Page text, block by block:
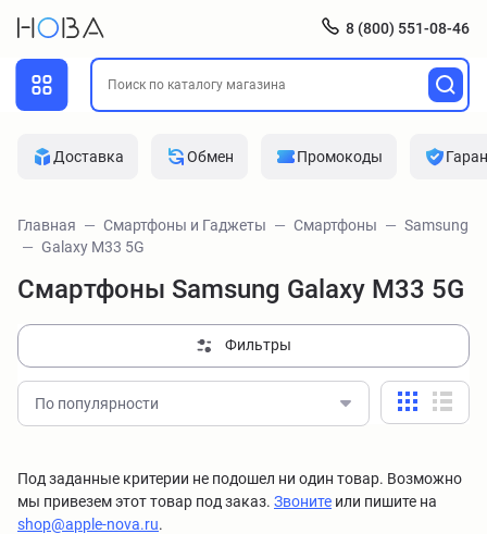
8 (800) 551-08-46
Доставка Обмен Промокоды
Главная Смартфоны и Гаджеты Смартфоны
Samsung
Galaxy M33 5G
Смартфоны Samsung Galaxy M33 5G
Фильтры
По популярности
Под заданные критерии не подошел ни один товар. Возможно
мы привезем этот товар под заказ. Звоните или пишите на
shop@apple-nova.ru.